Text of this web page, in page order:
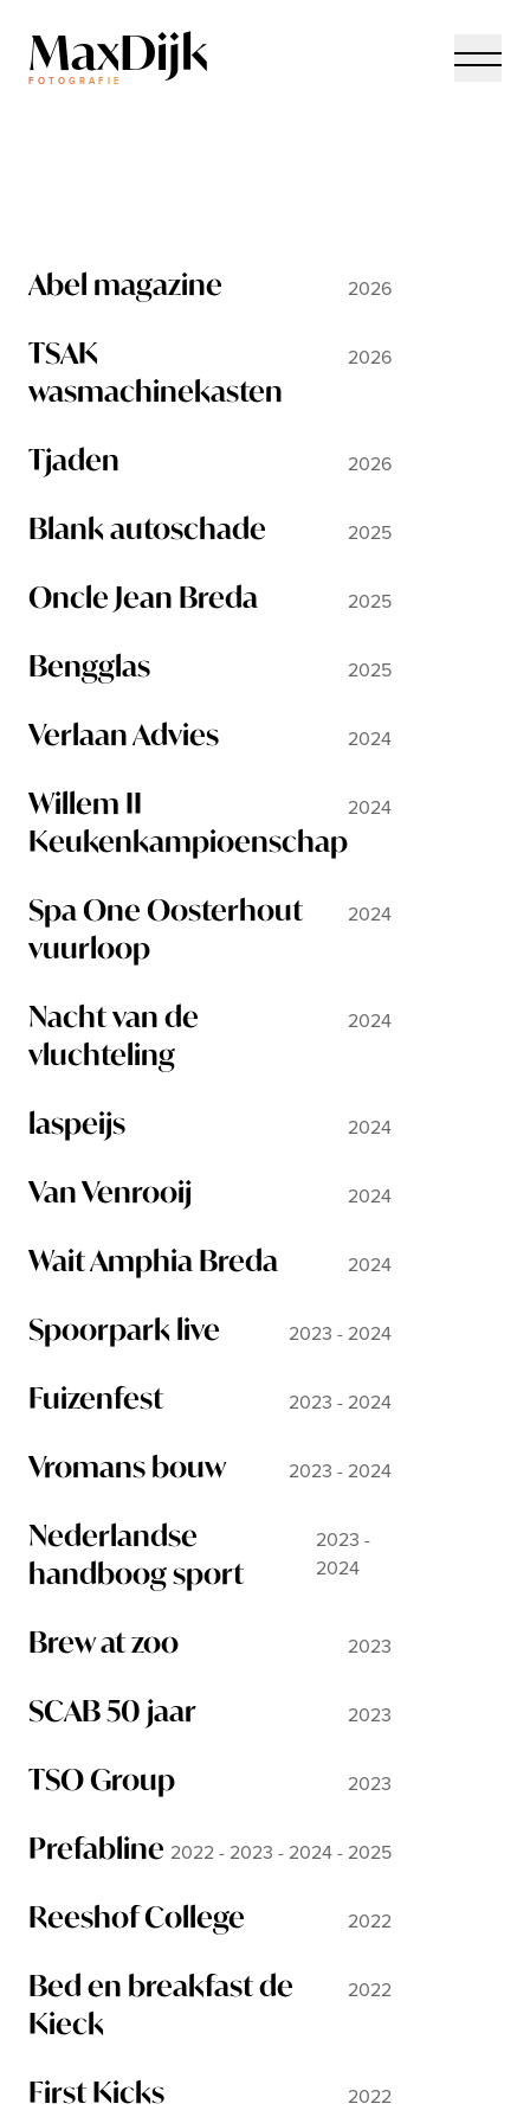
MaxDijk
FOTOGRAFIE
Abel magazine 2026
TSAK
wasmachinekasten
2026
Tjaden 2026
Blank autoschade 2025
Oncle Jean Breda 2025
Bengglas 2025
Verlaan Advies 2024
Willem II
Keukenkampioenschap
2024
Spa One Oosterhout
vuurloop
2024
Nacht van de
vluchteling
2024
laspeijs 2024
Van Venrooij 2024
Wait Amphia Breda 2024
Spoorpark live 2023 - 2024
Fuizenfest 2023 - 2024
Vromans bouw 2023 - 2024
Nederlandse
handboog sport
2023 -
2024
Brew at zoo 2023
SCAB 50 jaar 2023
TSO Group 2023
Prefabline 2022 - 2023 - 2024 - 2025
Reeshof College 2022
Bed en breakfast de
Kieck
2022
First Kicks 2022